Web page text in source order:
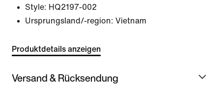
Style: HQ2197-002
Ursprungsland/-region: Vietnam
Produktdetails anzeigen
Versand & Rücksendung